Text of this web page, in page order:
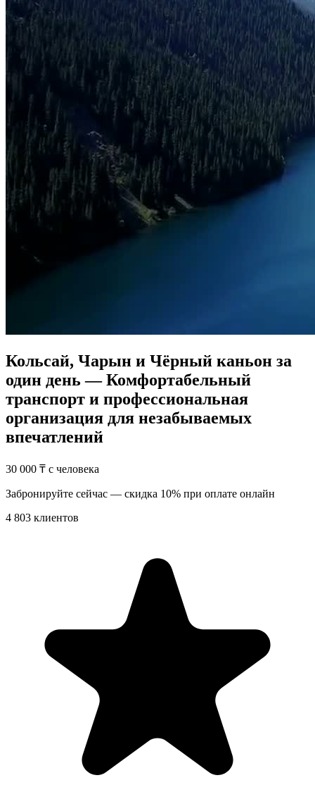
Кольсай, Чарын и Чёрный каньон за
один день — Комфортабельный
транспорт и профессиональная
организация для незабываемых
впечатлений
30 000 ₸ с человека
Забронируйте сейчас — скидка 10% при оплате онлайн
4 803 клиентов